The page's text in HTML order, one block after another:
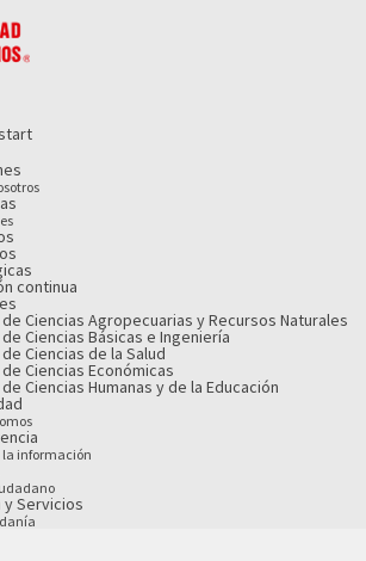
continua
Ciencias Agropecuarias y Recursos Naturales
Ciencias Básicas e Ingeniería
Ciencias de la Salud
Ciencias Económicas
Ciencias Humanas y de la Educación
la información
y Servicios